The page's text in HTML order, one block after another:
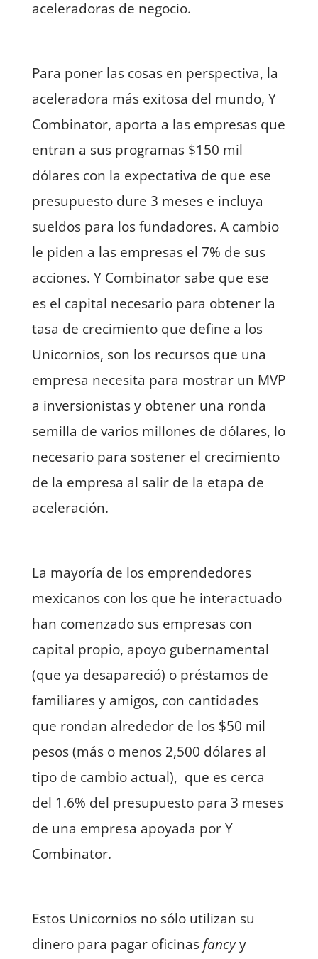
aceleradoras de negocio.
Para poner las cosas en perspectiva, la
aceleradora más exitosa del mundo, Y
Combinator, aporta a las empresas que
entran a sus programas $150 mil
dólares con la expectativa de que ese
presupuesto dure 3 meses e incluya
sueldos para los fundadores. A cambio
le piden a las empresas el 7% de sus
acciones. Y Combinator sabe que ese
es el capital necesario para obtener la
tasa de crecimiento que define a los
Unicornios, son los recursos que una
empresa necesita para mostrar un MVP
a inversionistas y obtener una ronda
semilla de varios millones de dólares, lo
necesario para sostener el crecimiento
de la empresa al salir de la etapa de
aceleración.
La mayoría de los emprendedores
mexicanos con los que he interactuado
han comenzado sus empresas con
capital propio, apoyo gubernamental
(que ya desapareció) o préstamos de
familiares y amigos, con cantidades
que rondan alrededor de los $50 mil
pesos (más o menos 2,500 dólares al
tipo de cambio actual), que es cerca
del 1.6% del presupuesto para 3 meses
de una empresa apoyada por Y
Combinator.
Estos Unicornios no sólo utilizan su
dinero para pagar oficinas fancyy